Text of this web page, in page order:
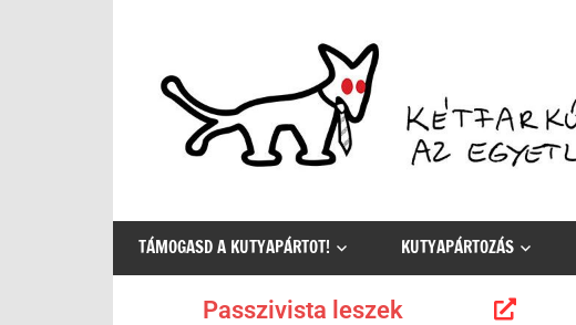
egyetlen
értelmes
választás
TÁMOGASD A KUTYAPÁRTOT! KUTYAPÁRTOZÁS
Passzivista leszek